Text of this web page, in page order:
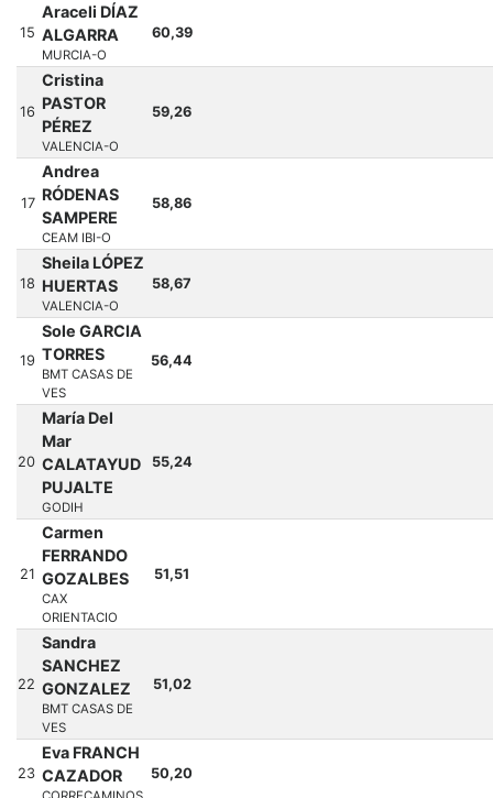
15
Araceli DÍAZ
ALGARRA
MURCIA-O
60,39
16
Cristina
PASTOR
PÉREZ
VALENCIA-O
59,26
17
Andrea
RÓDENAS
SAMPERE
CEAM IBI-O
58,86
18
Sheila LÓPEZ
HUERTAS
VALENCIA-O
58,67
19
Sole GARCIA
TORRES
BMT CASAS DE
VES
56,44
20
María Del
Mar
CALATAYUD
PUJALTE
GODIH
55,24
21
Carmen
FERRANDO
GOZALBES
CAX
ORIENTACIO
51,51
22
Sandra
SANCHEZ
GONZALEZ
BMT CASAS DE
VES
51,02
23
Eva FRANCH
CAZADOR
50,20